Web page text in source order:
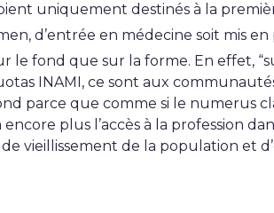
uniquement destinés à la
d’entrée en médecine soit mis en
le fond que sur la forme. En effet,
INAMI, ce sont aux
parce que comme si le numerus
plus l’accès à la profession
vieillissement de la population et